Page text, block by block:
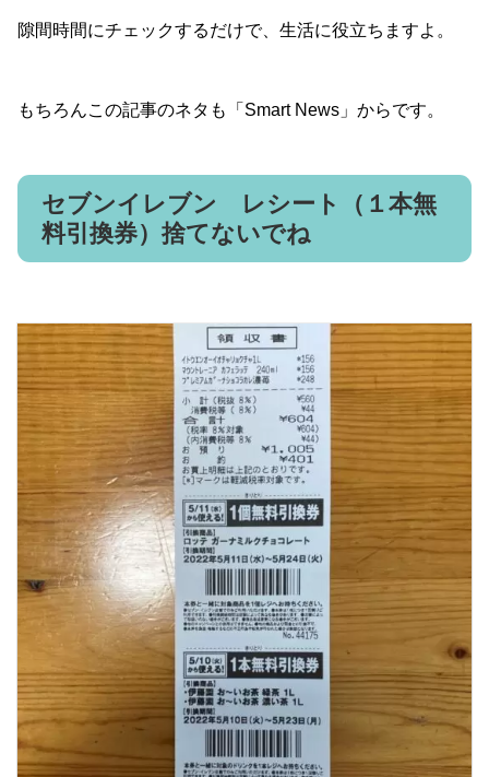
隙間時間にチェックするだけで、生活に役立ちますよ。
もちろんこの記事のネタも「Smart News」からです。
セブンイレブン レシート（１本無
料引換券）捨てないでね